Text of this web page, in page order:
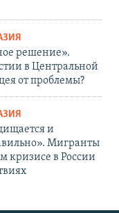
решение».
в Центральной
от проблемы?
и
Мигранты
кризисе в России